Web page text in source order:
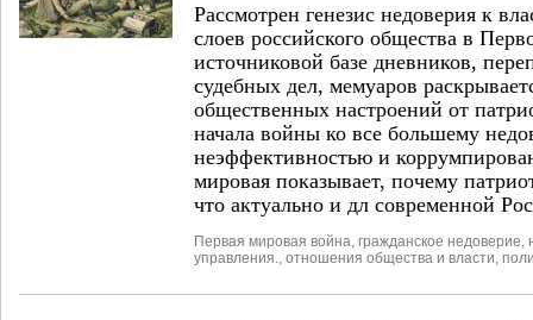
Рассмотрен генезис недоверия к
слоев российского общества в
источниковой базе дневников,
судебных дел, мемуаров
общественных настроений от
начала войны ко все большему
неэффективностью и
мировая показывает, почему
что актуально и дл современной
Первая мировая война гражданское недоверие
управления.
отношения общества и власти